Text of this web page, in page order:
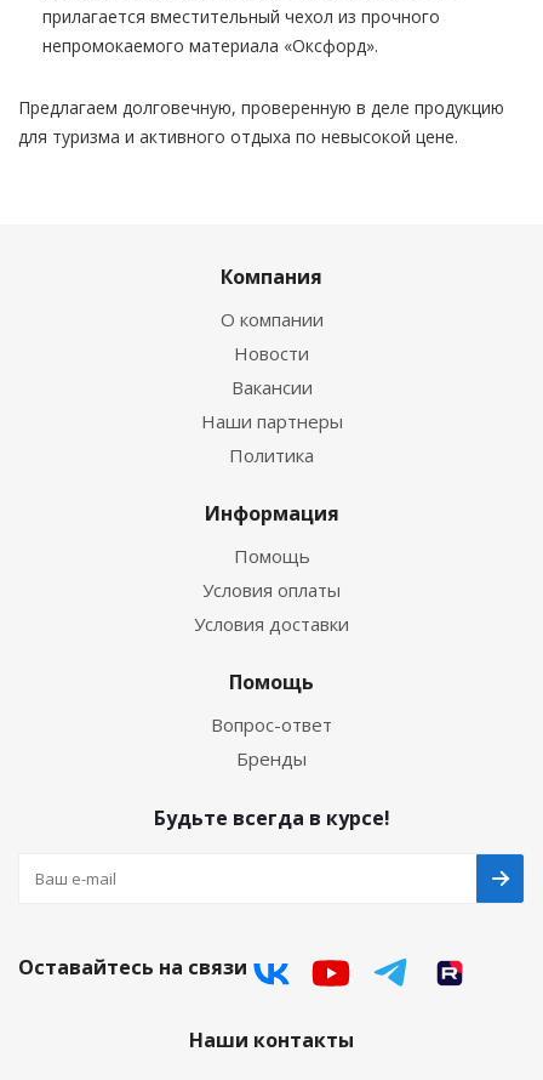
прилагается вместительный чехол из прочного
непромокаемого материала «Оксфорд».
Предлагаем долговечную, проверенную в деле продукцию
для туризма и активного отдыха по невысокой цене.
Компания
О компании
Новости
Вакансии
Наши партнеры
Политика
Информация
Помощь
Условия оплаты
Условия доставки
Помощь
Вопрос-ответ
Бренды
Будьте всегда в курсе!
Оставайтесь на связи
Наши контакты